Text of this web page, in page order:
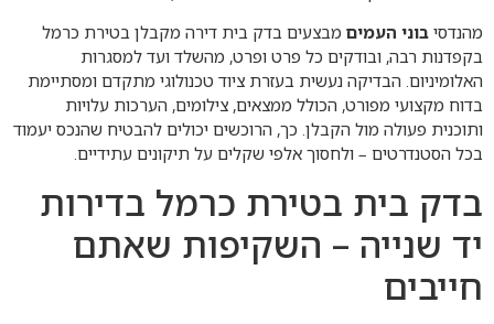
מהנדסי בוני העמים מבצעים בדק בית דירה מקבלן בטירת כרמל
בקפדנות רבה, ובודקים כל פרט ופרט, מהשלד ועד למסגרות
האלומיניום. הבדיקה נעשית בעזרת ציוד טכנולוגי מתקדם ומסתיימת
בדוח מקצועי מפורט, הכולל ממצאים, צילומים, הערכות עלויות
ותוכנית פעולה מול הקבלן. כך, הרוכשים יכולים להבטיח שהנכס יעמוד
בכל הסטנדרטים – ולחסוך אלפי שקלים על תיקונים עתידיים.
בדק בית בטירת כרמל בדירות
יד שנייה – השקיפות שאתם
חייבים